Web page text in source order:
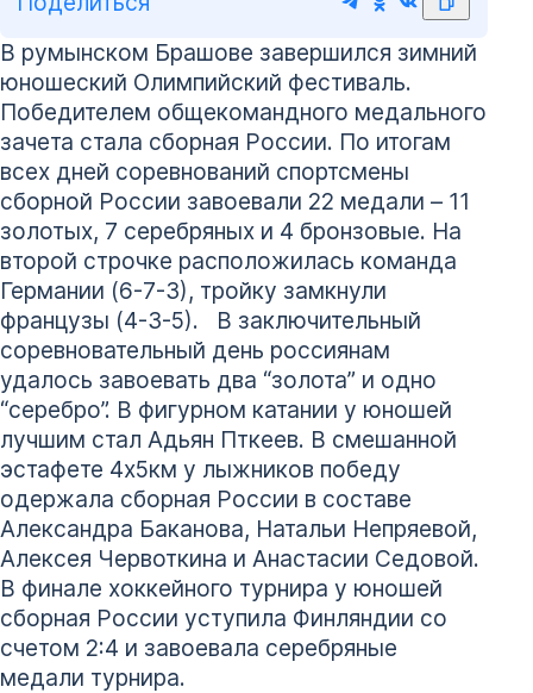
В румынском Брашове завершился зимний
юношеский Олимпийский фестиваль.
Победителем общекомандного медального
зачета стала сборная России. По итогам
всех дней соревнований спортсмены
сборной России завоевали 22 медали – 11
золотых, 7 серебряных и 4 бронзовые. На
второй строчке расположилась команда
Германии (6-7-3), тройку замкнули
французы (4-3-5). В заключительный
соревновательный день россиянам
удалось завоевать два “золота” и одно
“серебро”. В фигурном катании у юношей
лучшим стал Адьян Пткеев. В смешанной
эстафете 4х5км у лыжников победу
одержала сборная России в составе
Александра Баканова, Натальи Непряевой,
Алексея Червоткина и Анастасии Седовой.
В финале хоккейного турнира у юношей
сборная России уступила Финляндии со
счетом 2:4 и завоевала серебряные
медали турнира.